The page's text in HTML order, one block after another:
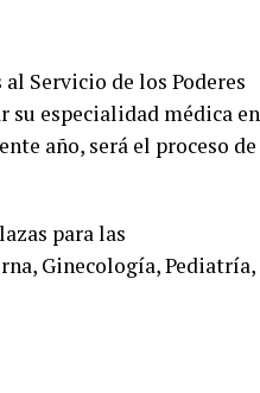
Servicio de los Poderes
su especialidad médica en
año, será el proceso de
para las
Ginecología, Pediatría,